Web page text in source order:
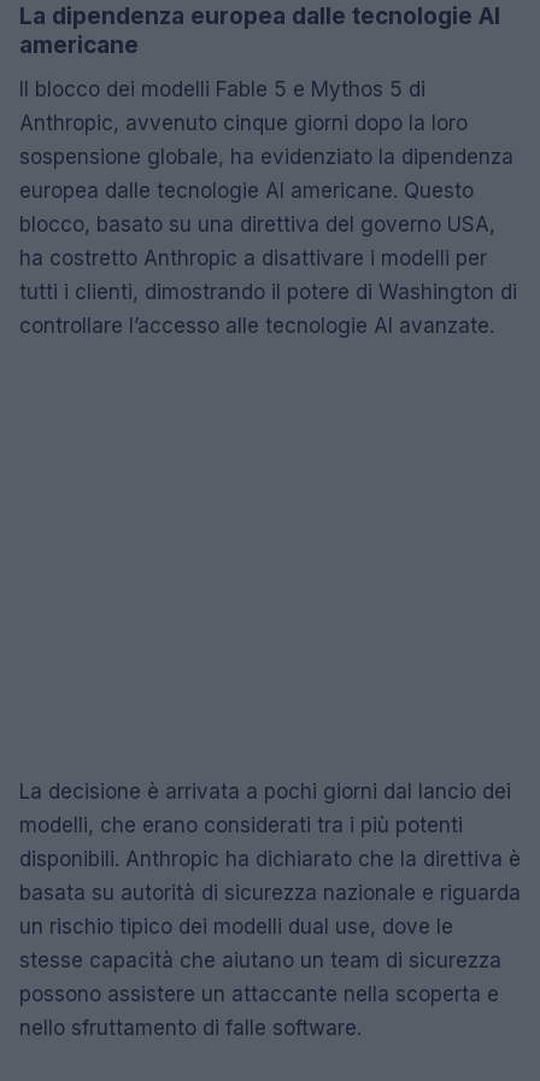
La dipendenza europea dalle tecnologie AI
americane
Il blocco dei modelli Fable 5 e Mythos 5 di
Anthropic, avvenuto cinque giorni dopo la loro
sospensione globale, ha evidenziato la dipendenza
europea dalle tecnologie AI americane. Questo
blocco, basato su una direttiva del governo USA,
ha costretto Anthropic a disattivare i modelli per
tutti i clienti, dimostrando il potere di Washington di
controllare l’accesso alle tecnologie AI avanzate.
La decisione è arrivata a pochi giorni dal lancio dei
modelli, che erano considerati tra i più potenti
disponibili. Anthropic ha dichiarato che la direttiva è
basata su autorità di sicurezza nazionale e riguarda
un rischio tipico dei modelli dual use, dove le
stesse capacità che aiutano un team di sicurezza
possono assistere un attaccante nella scoperta e
nello sfruttamento di falle software.